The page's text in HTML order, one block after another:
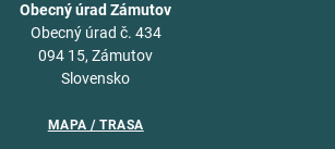
Obecný úrad Zámutov
Obecný úrad č. 434
094 15, Zámutov
Slovensko
MAPA / TRASA